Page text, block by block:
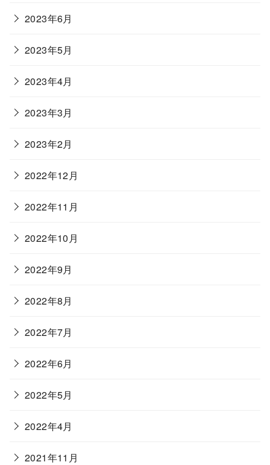
2023年6月
2023年5月
2023年4月
2023年3月
2023年2月
2022年12月
2022年11月
2022年10月
2022年9月
2022年8月
2022年7月
2022年6月
2022年5月
2022年4月
2021年11月